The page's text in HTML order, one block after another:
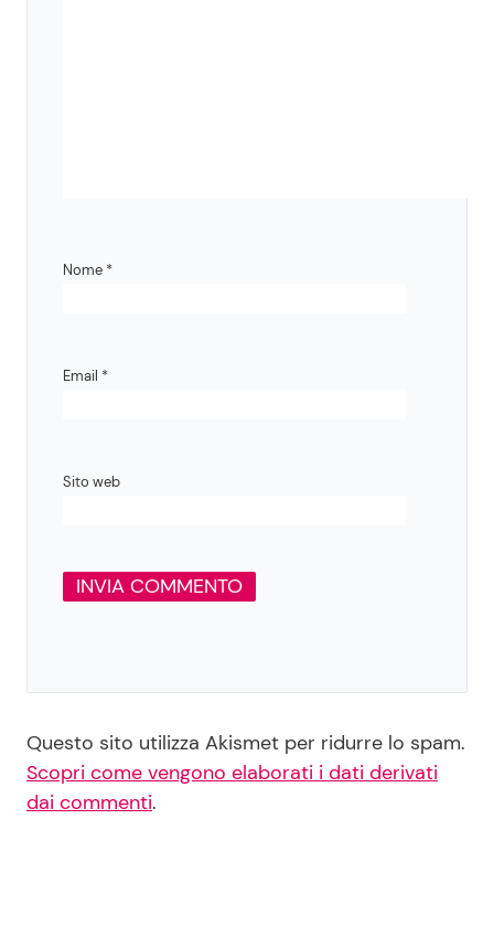
Nome *
Email *
Sito web
Questo sito utilizza Akismet per ridurre lo spam.
Scopri come vengono elaborati i dati derivati
dai commenti.